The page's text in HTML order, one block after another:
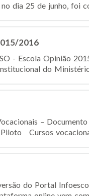
dia 25 de junho, foi
2016
- Escola Opinião
do
–
Cursos
do Portal